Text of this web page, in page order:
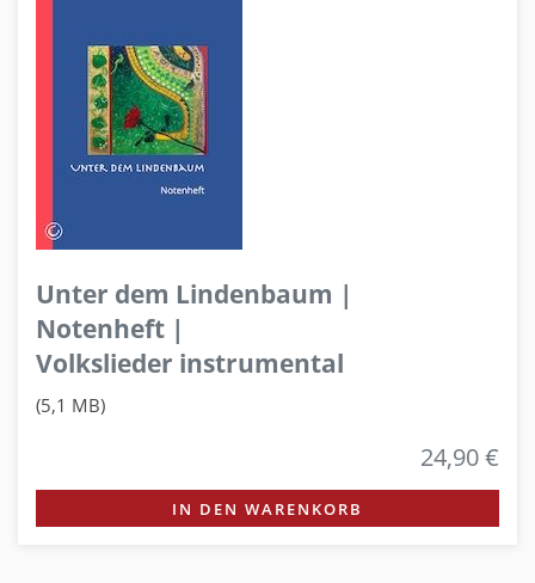
Unter dem Lindenbaum |
Notenheft |
Volkslieder instrumental
(5,1 MB)
24,90 €
IN DEN WARENKORB